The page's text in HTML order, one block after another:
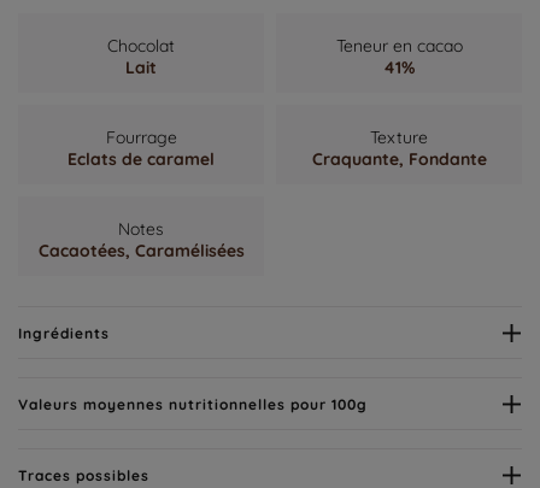
Chocolat
Lait
Teneur en cacao
41%
Fourrage
Eclats de caramel
Texture
Craquante, Fondante
Notes
Cacaotées, Caramélisées
Ingrédients
Valeurs moyennes nutritionnelles pour 100g
Traces possibles